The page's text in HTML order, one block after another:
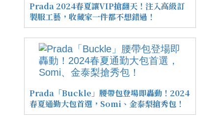
Prada 2024春夏讓VIP搶翻天！注入高級訂
製服工藝，收藏家一件都不想錯過！
Prada「Buckle」腰帶包登場即轟動！2024
春夏通勤大包首選，Somi、金泰梨搶秀包！